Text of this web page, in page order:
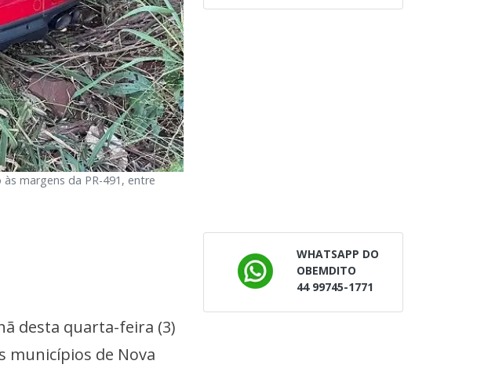
margens da PR-491, entre
desta quarta-feira (3)
municípios de Nova
WHATSAPP DO
OBEMDITO
44 99745-1771